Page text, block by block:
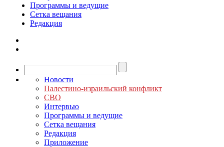
Программы и ведущие
Сетка вещания
Редакция
Новости
Палестино-израильский конфликт
СВО
Интервью
Программы и ведущие
Сетка вещания
Редакция
Приложение